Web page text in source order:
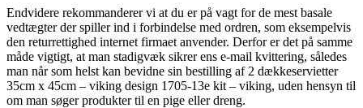
Endvidere rekommanderer vi at du er på vagt for de mest basale
vedtægter der spiller ind i forbindelse med ordren, som eksempelvis
den returrettighed internet firmaet anvender. Derfor er det på samme
måde vigtigt, at man stadigvæk sikrer ens e-mail kvittering, således
man når som helst kan bevidne sin bestilling af 2 dækkeservietter
35cm x 45cm – viking design 1705-13e kit – viking, uden hensyn til
om man søger produkter til en pige eller dreng.